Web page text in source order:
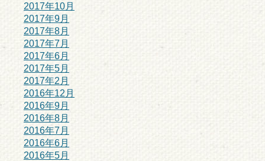
2017年10月
2017年9月
2017年8月
2017年7月
2017年6月
2017年5月
2017年2月
2016年12月
2016年9月
2016年8月
2016年7月
2016年6月
2016年5月